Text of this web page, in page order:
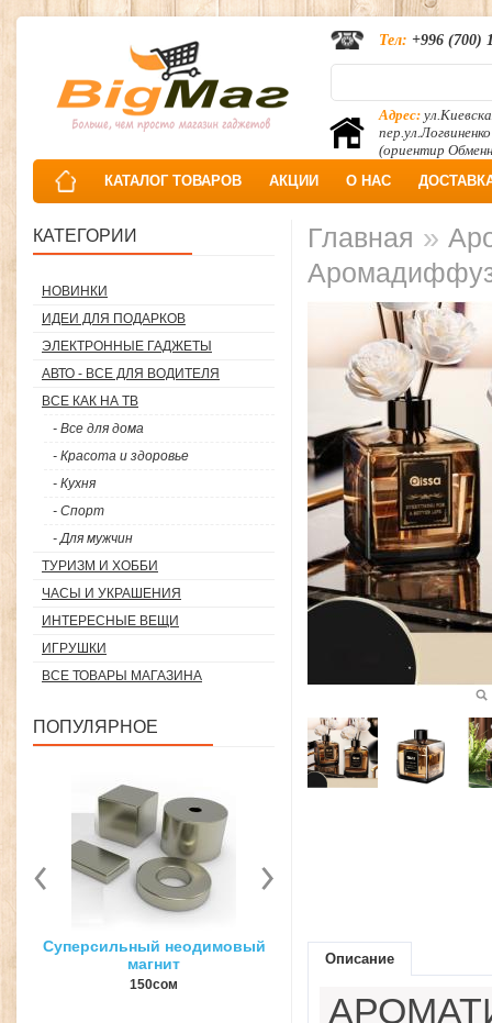
Адрес:
пер.ул.Логвиненко
(ориентир
Тел: +996 (700)
КАТАЛОГ ТОВАРОВ АКЦИИ О НАС
КАТЕГОРИИ
НОВИНКИ
ИДЕИ ДЛЯ ПОДАРКОВ
ЭЛЕКТРОННЫЕ ГАДЖЕТЫ
АВТО - ВСЕ ДЛЯ ВОДИТЕЛЯ
ВСЕ КАК НА ТВ
- Все для дома
- Красота и здоровье
- Кухня
- Спорт
- Для мужчин
ТУРИЗМ И ХОББИ
ЧАСЫ И УКРАШЕНИЯ
ИНТЕРЕСНЫЕ ВЕЩИ
ИГРУШКИ
ВСЕ ТОВАРЫ МАГАЗИНА
ПОПУЛЯРНОЕ
3D ручка для объемного
рисования
1350сом 1190сом
Загуститель волос
27гр
Главная »
Описание